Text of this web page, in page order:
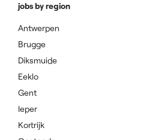
jobs by region
Antwerpen
Brugge
Diksmuide
Eeklo
Gent
Ieper
Kortrijk